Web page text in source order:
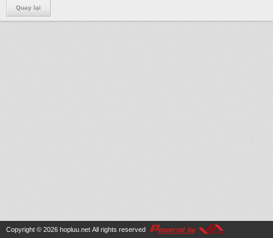
Quay lại
Copyright © 2026 hopluu.net All rights reserved